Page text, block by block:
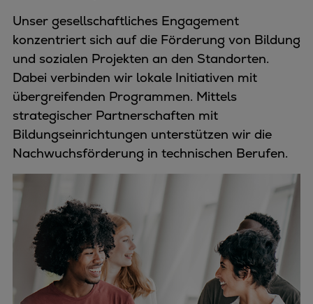
Unser gesellschaftliches Engagement
konzentriert sich auf die Förderung von Bildung
und sozialen Projekten an den Standorten.
Dabei verbinden wir lokale Initiativen mit
übergreifenden Programmen. Mittels
strategischer Partnerschaften mit
Bildungseinrichtungen unterstützen wir die
Nachwuchsförderung in technischen Berufen.